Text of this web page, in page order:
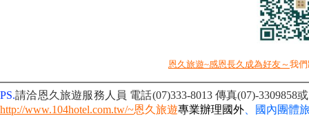
恩久旅遊~感恩長久成為好友～我
PS.請洽恩久旅遊服務人員 電話(07)333-8013 傳真(07)-3309858
http://www.104hotel.com.tw/~恩久旅遊專業辦理國外 、國內團體